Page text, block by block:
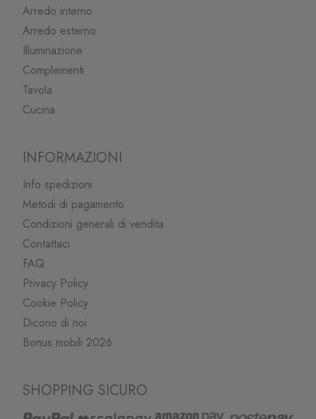
Arredo interno
Arredo esterno
Illuminazione
Complementi
Tavola
Cucina
INFORMAZIONI
Info spedizioni
Metodi di pagamento
Condizioni generali di vendita
Contattaci
FAQ
Privacy Policy
Cookie Policy
Dicono di noi
Bonus mobili 2026
SHOPPING SICURO